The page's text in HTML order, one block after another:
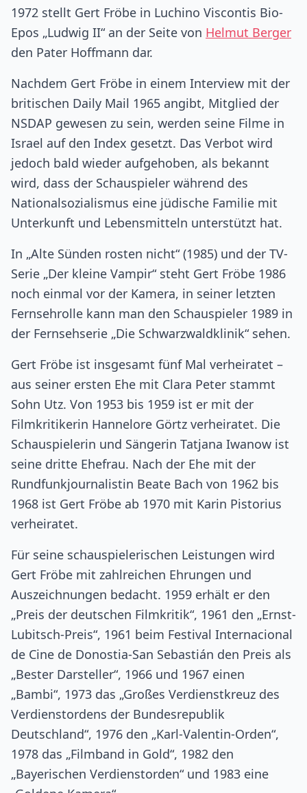
1972 stellt Gert Fröbe in Luchino Viscontis Bio-
Epos „Ludwig II“ an der Seite von Helmut Berger
den Pater Hoffmann dar.
Nachdem Gert Fröbe in einem Interview mit der
britischen Daily Mail 1965 angibt, Mitglied der
NSDAP gewesen zu sein, werden seine Filme in
Israel auf den Index gesetzt. Das Verbot wird
jedoch bald wieder aufgehoben, als bekannt
wird, dass der Schauspieler während des
Nationalsozialismus eine jüdische Familie mit
Unterkunft und Lebensmitteln unterstützt hat.
In „Alte Sünden rosten nicht“ (1985) und der TV-
Serie „Der kleine Vampir“ steht Gert Fröbe 1986
noch einmal vor der Kamera, in seiner letzten
Fernsehrolle kann man den Schauspieler 1989 in
der Fernsehserie „Die Schwarzwaldklinik“ sehen.
Gert Fröbe ist insgesamt fünf Mal verheiratet –
aus seiner ersten Ehe mit Clara Peter stammt
Sohn Utz. Von 1953 bis 1959 ist er mit der
Filmkritikerin Hannelore Görtz verheiratet. Die
Schauspielerin und Sängerin Tatjana Iwanow ist
seine dritte Ehefrau. Nach der Ehe mit der
Rundfunkjournalistin Beate Bach von 1962 bis
1968 ist Gert Fröbe ab 1970 mit Karin Pistorius
verheiratet.
Für seine schauspielerischen Leistungen wird
Gert Fröbe mit zahlreichen Ehrungen und
Auszeichnungen bedacht. 1959 erhält er den
„Preis der deutschen Filmkritik“, 1961 den „Ernst-
Lubitsch-Preis“, 1961 beim Festival Internacional
de Cine de Donostia-San Sebastián den Preis als
„Bester Darsteller“, 1966 und 1967 einen
„Bambi“, 1973 das „Großes Verdienstkreuz des
Verdienstordens der Bundesrepublik
Deutschland“, 1976 den „Karl-Valentin-Orden“,
1978 das „Filmband in Gold“, 1982 den
„Bayerischen Verdienstorden“ und 1983 eine